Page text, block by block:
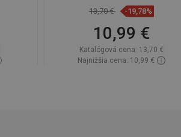
13,70 € -19,78%
10,99 €
Katalógová cena: 13,70 €
Najnižšia cena: 10,99 €